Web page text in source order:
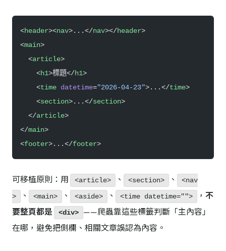
<header><nav>...</nav></header>
<main>
  <
article>
    <
h1>標題</h1>
    <
time datetime="2026-04-23">...</time>
    <
section>...</section>
  </
article>
</main>
<footer>...</footer>
可移植原則：用 <article> 、 <section> 、
<nav
>
、 <main> 、 <aside> 、 <time datetime=""> ， 不
要整頁都是
<div>
——爬蟲靠這些標籤判斷「主內容」
在哪，避免把側欄、相關文章誤認為內容。